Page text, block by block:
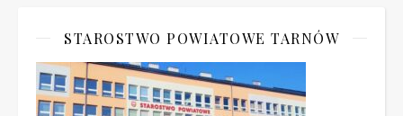
STAROSTWO POWIATOWE TARNÓW